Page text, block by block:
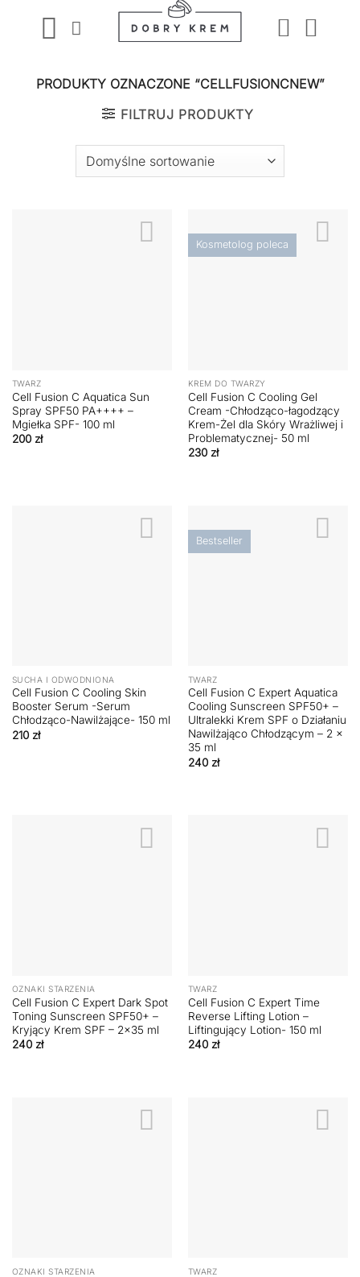
PRODUKTY OZNACZONE “CELLFUSIONCNEW”
FILTRUJ PRODUKTY
TWARZ
Cell Fusion C Aquatica Sun
Spray SPF50 PA++++ –
Mgiełka SPF- 100 ml
200 zł
Kosmetolog poleca
KREM DO TWARZY
Cell Fusion C Cooling Gel
Cream -Chłodząco-łagodzący
Krem-Żel dla Skóry Wrażliwej i
Problematycznej- 50 ml
230 zł
SUCHA I ODWODNIONA
Cell Fusion C Cooling Skin
Booster Serum -Serum
Chłodząco-Nawilżające- 150 ml
210 zł
Bestseller
TWARZ
Cell Fusion C Expert Aquatica
Cooling Sunscreen SPF50+ –
Ultralekki Krem SPF o Działaniu
Nawilżająco Chłodzącym – 2 x
35 ml
240 zł
OZNAKI STARZENIA
Cell Fusion C Expert Dark Spot
Toning Sunscreen SPF50+ –
Kryjący Krem SPF – 2×35 ml
240 zł
TWARZ
Cell Fusion C Expert Time
Reverse Lifting Lotion –
Liftingujący Lotion- 150 ml
240 zł
OZNAKI STARZENIA TWARZ